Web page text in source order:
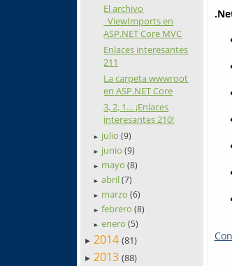
El archivo
_ViewImports en
ASP.NET Core MVC
Enlaces interesantes
211
La carpeta wwwroot
en ASP.NET Core
3, 2, 1… ¡Enlaces
interesantes 210!
► julio(9)
► junio(9)
► mayo(8)
► abril(7)
► marzo(6)
► febrero(8)
► enero(5)
► 2014 (81)
► 2013 (88)